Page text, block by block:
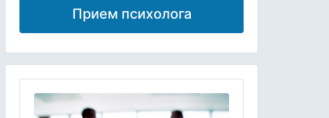
Прием психолога